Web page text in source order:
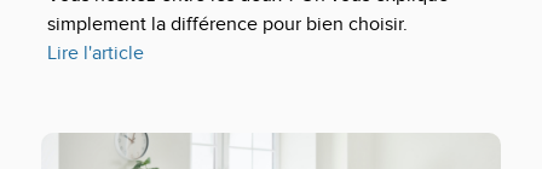
simplement la différence pour bien choisir.
Lire l'article